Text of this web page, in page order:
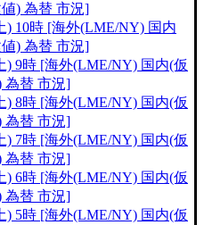
) 為替 市況]
) 10時 [海外(LME/NY) 国内
) 為替 市況]
) 9時 [海外(LME/NY) 国内(仮
為替 市況]
) 8時 [海外(LME/NY) 国内(仮
為替 市況]
) 7時 [海外(LME/NY) 国内(仮
為替 市況]
) 6時 [海外(LME/NY) 国内(仮
為替 市況]
) 5時 [海外(LME/NY) 国内(仮